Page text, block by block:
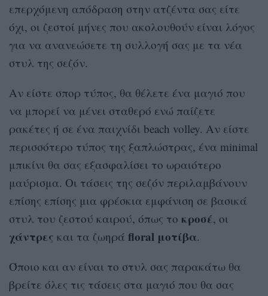
επερχόμενη απόδραση στην ατζέντα σας είτε
όχι, οι ζεστοί μήνες που ακολουθούν είναι λόγος
για να ανανεώσετε τη συλλογή σας με τα νέα
στυλ της σεζόν.
Aν είστε σπορ τύπος, θα θέλετε ένα μαγιό που
να μπορεί να μένει σταθερό ενώ παίζετε
ρακέτες ή σε ένα παιχνίδι beach volley. Αν είστε
περισσότερο τύπος της ξαπλώστρας, ένα minimal
μπικίνι θα σας εξασφαλίσει το ωραιότερο
μαύρισμα. Οι τάσεις της σεζόν περιλαμβάνουν
επίσης επίσης μια φρέσκια εμφάνιση σε βασικά
στυλ του ζεστού καιρού, όπως το κροσέ, οι
χάντρες και τα ζωηρά floral μοτίβα.
Όποιο και αν είναι το στυλ σας παρακάτω θα
βρείτε όλες τις τάσεις στα μαγιό που θα σας